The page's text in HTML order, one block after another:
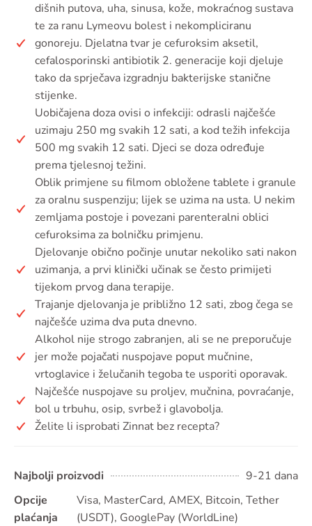
dišnih putova, uha, sinusa, kože, mokraćnog sustava
te za ranu Lymeovu bolest i nekompliciranu
gonoreju. Djelatna tvar je cefuroksim aksetil,
cefalosporinski antibiotik 2. generacije koji djeluje
tako da sprječava izgradnju bakterijske stanične
stijenke.
Uobičajena doza ovisi o infekciji: odrasli najčešće
uzimaju 250 mg svakih 12 sati, a kod težih infekcija
500 mg svakih 12 sati. Djeci se doza određuje
prema tjelesnoj težini.
Oblik primjene su filmom obložene tablete i granule
za oralnu suspenziju; lijek se uzima na usta. U nekim
zemljama postoje i povezani parenteralni oblici
cefuroksima za bolničku primjenu.
Djelovanje obično počinje unutar nekoliko sati nakon
uzimanja, a prvi klinički učinak se često primijeti
tijekom prvog dana terapije.
Trajanje djelovanja je približno 12 sati, zbog čega se
najčešće uzima dva puta dnevno.
Alkohol nije strogo zabranjen, ali se ne preporučuje
jer može pojačati nuspojave poput mučnine,
vrtoglavice i želučanih tegoba te usporiti oporavak.
Najčešće nuspojave su proljev, mučnina, povraćanje,
bol u trbuhu, osip, svrbež i glavobolja.
Želite li isprobati Zinnat bez recepta?
Najbolji proizvodi
9-21 dana
Opcije
plaćanja
Visa, MasterCard, AMEX, Bitcoin, Tether
(USDT), GooglePay (WorldLine)